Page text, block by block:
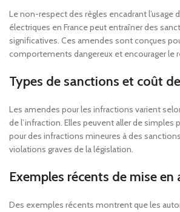
Le non-respect des règles encadrant l’usage
électriques en France peut entraîner des
significatives. Ces amendes sont conçues
comportements dangereux et encourager le
Types de sanctions et coût
Les amendes pour les infractions varient
de l’infraction. Elles peuvent aller de simples
pour des infractions mineures à des
violations graves de la législation.
Exemples récents de mise
Des exemples récents montrent que les